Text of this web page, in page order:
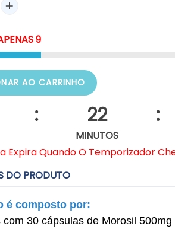
9
AO CARRINHO
: 22 :
MINUTOS
Expira Quando O Temporizador
DO PRODUTO
é composto por:
com 30 cápsulas de Morosil 500mg